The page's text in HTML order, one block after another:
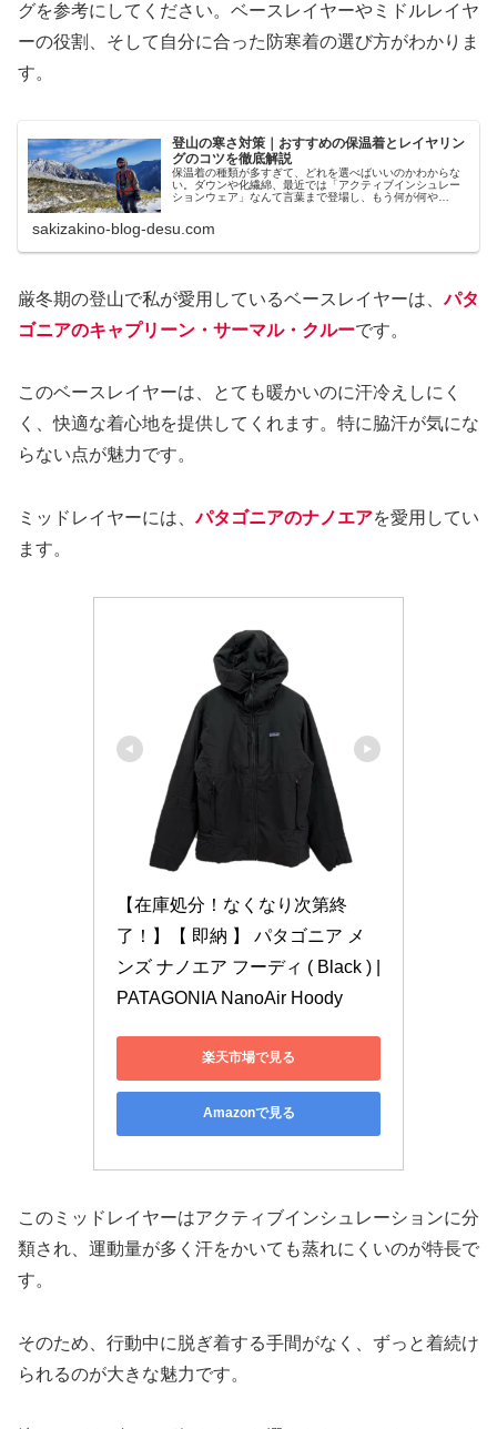
グを参考にしてください。ベースレイヤーやミドルレイヤ
ーの役割、そして自分に合った防寒着の選び方がわかりま
す。
登山の寒さ対策｜おすすめの保温着とレイヤリン
グのコツを徹底解説
保温着の種類が多すぎて、どれを選べばいいのかわからな
い。ダウンや化繊綿、最近では「アクティブインシュレー
ションウェア」なんて言葉まで登場し、もう何が何や
sakizakino-blog-desu.com
厳冬期の登山で私が愛用しているベースレイヤーは、パタ
ゴニアのキャプリーン・サーマル・クルーです。
このベースレイヤーは、とても暖かいのに汗冷えしにく
く、快適な着心地を提供してくれます。特に脇汗が気にな
らない点が魅力です。
ミッドレイヤーには、パタゴニアのナノエアを愛用してい
ます。
【在庫処分！なくなり次第終
了！】【 即納 】 パタゴニア メ
ンズ ナノエア フーディ ( Black ) |
PATAGONIA NanoAir Hoody
楽天市場で見る
Amazonで見る
このミッドレイヤーはアクティブインシュレーションに分
類され、運動量が多く汗をかいても蒸れにくいのが特長で
す。
そのため、行動中に脱ぎ着する手間がなく、ずっと着続け
られるのが大きな魅力です。